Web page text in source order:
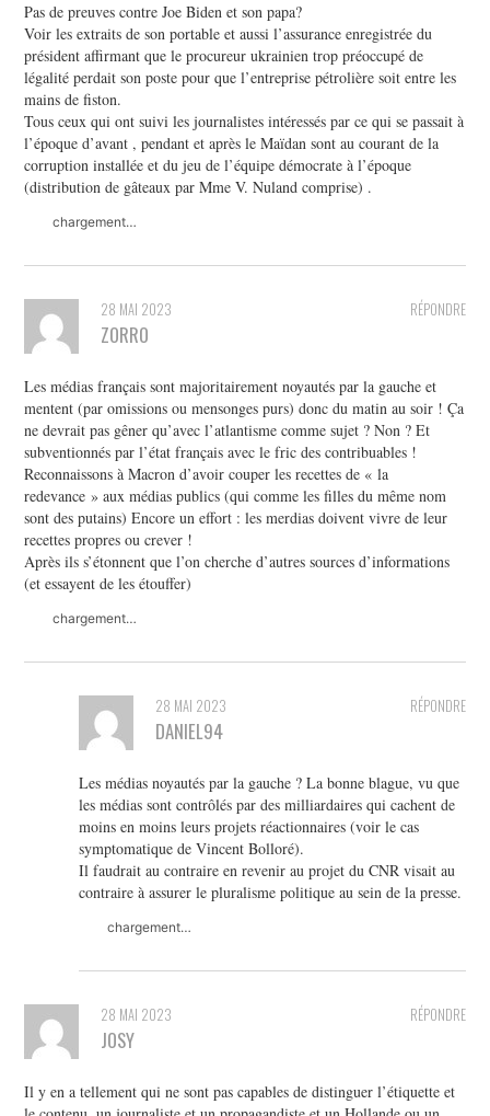
Pas de preuves contre Joe Biden et son papa?
Voir les extraits de son portable et aussi l’assurance enregistrée du
président affirmant que le procureur ukrainien trop préoccupé de
légalité perdait son poste pour que l’entreprise pétrolière soit entre les
mains de fiston.
Tous ceux qui ont suivi les journalistes intéressés par ce qui se passait à
l’époque d’avant , pendant et après le Maïdan sont au courant de la
corruption installée et du jeu de l’équipe démocrate à l’époque
(distribution de gâteaux par Mme V. Nuland comprise) .
chargement…
RÉPONDRE
28 MAI 2023
ZORRO
Les médias français sont majoritairement noyautés par la gauche et
mentent (par omissions ou mensonges purs) donc du matin au soir ! Ça
ne devrait pas gêner qu’avec l’atlantisme comme sujet ? Non ? Et
subventionnés par l’état français avec le fric des contribuables !
Reconnaissons à Macron d’avoir couper les recettes de « la
redevance » aux médias publics (qui comme les filles du même nom
sont des putains) Encore un effort : les merdias doivent vivre de leur
recettes propres ou crever !
Après ils s’étonnent que l’on cherche d’autres sources d’informations
(et essayent de les étouffer)
chargement…
RÉPONDRE
28 MAI 2023
DANIEL94
Les médias noyautés par la gauche ? La bonne blague, vu que
les médias sont contrôlés par des milliardaires qui cachent de
moins en moins leurs projets réactionnaires (voir le cas
symptomatique de Vincent Bolloré).
Il faudrait au contraire en revenir au projet du CNR visait au
contraire à assurer le pluralisme politique au sein de la presse.
chargement…
RÉPONDRE
28 MAI 2023
JOSY
Il y en a tellement qui ne sont pas capables de distinguer l’étiquette et